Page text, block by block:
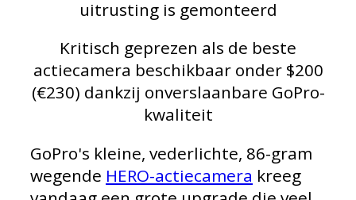
uitrusting is gemonteerd
Kritisch geprezen als de beste
actiecamera beschikbaar onder $200
(€230) dankzij onverslaanbare GoPro-
kwaliteit
GoPro's kleine, vederlichte, 86-gram
wegende HERO-actiecamera kreeg